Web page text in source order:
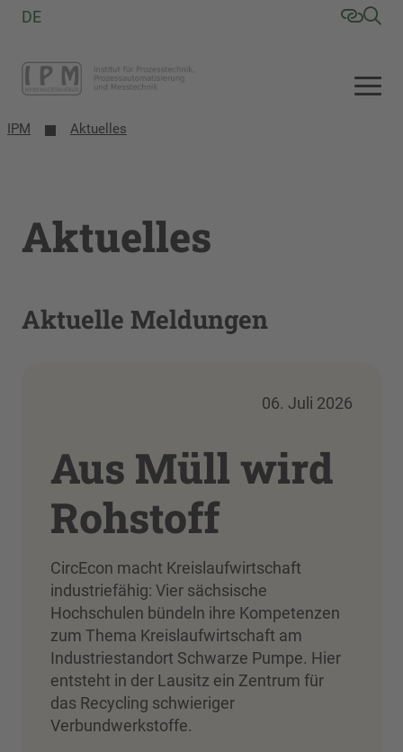
DE
IPM Aktuelles
Aktuelles
Aktuelle Meldungen
06. Juli 2026
Aus Müll wird
Rohstoff
CircEcon macht Kreislaufwirtschaft
industriefähig: Vier sächsische
Hochschulen bündeln ihre Kompetenzen
zum Thema Kreislaufwirtschaft am
Industriestandort Schwarze Pumpe. Hier
entsteht in der Lausitz ein Zentrum für
das Recycling schwieriger
Verbundwerkstoffe.